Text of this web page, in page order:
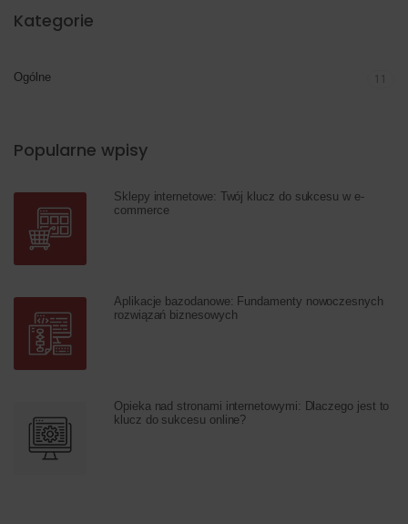
Kategorie
Ogólne 11
Popularne wpisy
Sklepy internetowe: Twój klucz do sukcesu w e-
commerce
Aplikacje bazodanowe: Fundamenty nowoczesnych
rozwiązań biznesowych
Opieka nad stronami internetowymi: Dlaczego jest to
klucz do sukcesu online?